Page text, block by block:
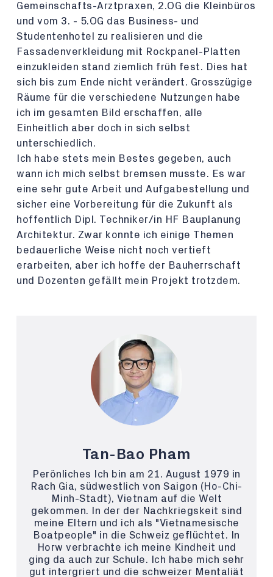
Gemeinschafts-Arztpraxen, 2.OG die Kleinbüros
und vom 3. - 5.OG das Business- und
Studentenhotel zu realisieren und die
Fassadenverkleidung mit Rockpanel-Platten
einzukleiden stand ziemlich früh fest. Dies hat
sich bis zum Ende nicht verändert. Grosszügige
Räume für die verschiedene Nutzungen habe
ich im gesamten Bild erschaffen, alle
Einheitlich aber doch in sich selbst
unterschiedlich.
Ich habe stets mein Bestes gegeben, auch
wann ich mich selbst bremsen musste. Es war
eine sehr gute Arbeit und Aufgabestellung und
sicher eine Vorbereitung für die Zukunft als
hoffentlich Dipl. Techniker/in HF Bauplanung
Architektur. Zwar konnte ich einige Themen
bedauerliche Weise nicht noch vertieft
erarbeiten, aber ich hoffe der Bauherrschaft
und Dozenten gefällt mein Projekt trotzdem.
Tan-Bao Pham
Perönliches Ich bin am 21. August 1979 in
Rach Gia, südwestlich von Saigon (Ho-Chi-
Minh-Stadt), Vietnam auf die Welt
gekommen. In der der Nachkriegskeit sind
meine Eltern und ich als "Vietnamesische
Boatpeople" in die Schweiz geflüchtet. In
Horw verbrachte ich meine Kindheit und
ging da auch zur Schule. Ich habe mich sehr
gut intergriert und die schweizer Mentaliät